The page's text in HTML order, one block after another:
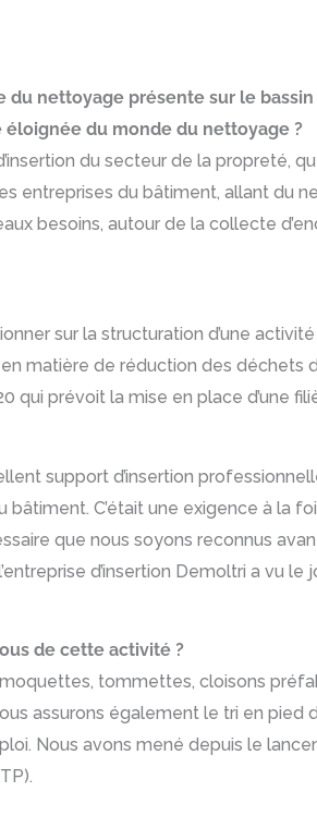
nettoyage présente sur le
du monde du nettoyage ?
du secteur de la propreté,
entreprises du bâtiment, allant du
besoins, autour de la collecte
sur la structuration d’une
matière de réduction des
prévoit la mise en place d’une
support d’insertion
C’était une exigence à la
que nous soyons reconnus
d’insertion Demoltri a vu le
de cette activité ?
tommettes, cloisons
assurons également le tri en
Nous avons mené depuis le